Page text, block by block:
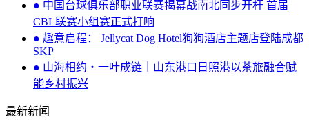
● 中国台球俱乐部职业联赛揭幕战南北同步开杆 首届
CBL联赛小组赛正式打响
● 趣意启程： Jellycat Dog Hotel狗狗酒店主题店登陆成都
SKP
● 山海相约・一叶成链｜山东港口日照港以茶旅融合赋
能乡村振兴
最新新闻